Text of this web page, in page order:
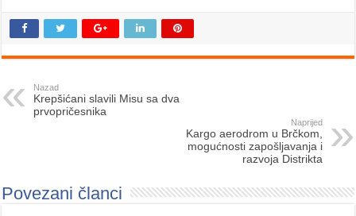
Nazad
Krepšićani slavili Misu sa dva
prvopričesnika
Naprijed
Kargo aerodrom u Brčkom,
mogućnosti zapošljavanja i
razvoja Distrikta
Povezani članci